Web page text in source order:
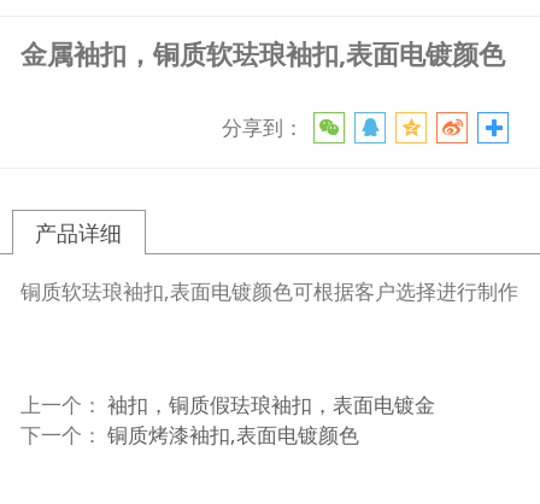
金属袖扣，铜质软珐琅袖扣,表面电镀颜色
分享到：
产品详细
铜质软珐琅袖扣,表面电镀颜色可根据客户选择进行制作
上一个： 袖扣，铜质假珐琅袖扣，表面电镀金
下一个： 铜质烤漆袖扣,表面电镀颜色